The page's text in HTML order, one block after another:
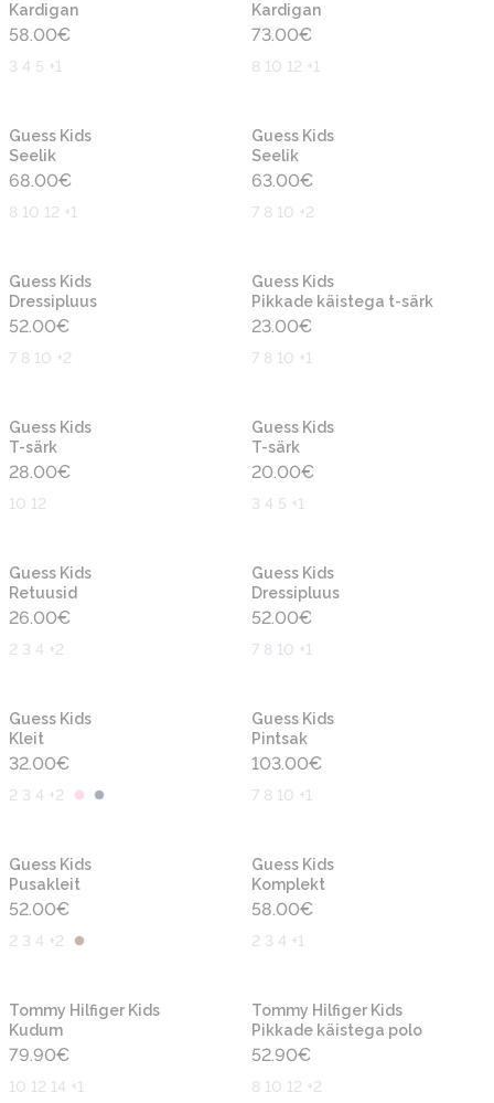
Kardigan
58.00€
3 4 5 +1
Kardigan
73.00€
8 10 12 +1
Guess Kids
Seelik
68.00€
8 10 12 +1
Guess Kids
Seelik
63.00€
7 8 10 +2
Guess Kids
Dressipluus
52.00€
7 8 10 +2
Guess Kids
Pikkade käistega t-särk
23.00€
7 8 10 +1
Guess Kids
T-särk
28.00€
10 12
Guess Kids
T-särk
20.00€
3 4 5 +1
Guess Kids
Retuusid
26.00€
2 3 4 +2
Guess Kids
Dressipluus
52.00€
7 8 10 +1
Guess Kids
Kleit
32.00€
2 3 4 +2
Guess Kids
Pintsak
103.00€
7 8 10 +1
Guess Kids
Pusakleit
52.00€
2 3 4 +2
Guess Kids
Komplekt
58.00€
2 3 4 +1
Tommy Hilfiger Kids
Kudum
79.90€
10 12 14 +1
Tommy Hilfiger Kids
Pikkade käistega polo
52.90€
8 10 12 +2